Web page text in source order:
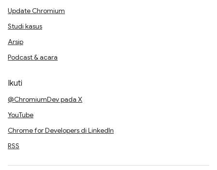
Update Chromium
Studi kasus
Arsip
Podcast & acara
Ikuti
@ChromiumDev pada X
YouTube
Chrome for Developers di LinkedIn
RSS